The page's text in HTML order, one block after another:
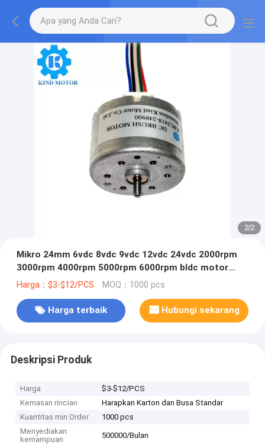
2/2
Mikro 24mm 6vdc 8vdc 9vdc 12vdc 24vdc 2000rpm
3000rpm 4000rpm 5000rpm 6000rpm bldc motor
brushless
Harga：$3-$12/PCS MOQ：1000 pcs
Harga terbaik Hubungi sekarang
Deskripsi Produk
Harga
$3-$12/PCS
Kemasan rincian
Harapkan Karton dan Busa Standar
Kuantitas min Order
1000 pcs
Menyediakan
kemampuan
500000/Bulan